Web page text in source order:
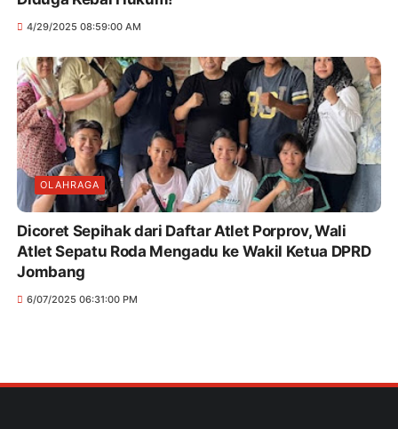
4/29/2025 08:59:00 AM
OLAHRAGA
Dicoret Sepihak dari Daftar Atlet Porprov, Wali
Atlet Sepatu Roda Mengadu ke Wakil Ketua DPRD
Jombang
6/07/2025 06:31:00 PM